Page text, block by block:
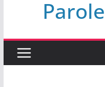
LABAN